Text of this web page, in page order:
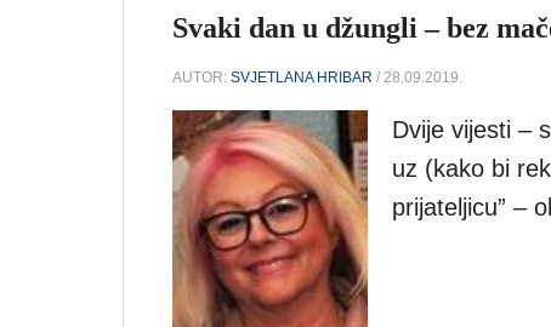
Svaki dan u džungli – bez
AUTOR: SVJETLANA HRIBAR / 28.09.2019.
Dvije vijesti –
uz (kako bi
prijateljicu” –